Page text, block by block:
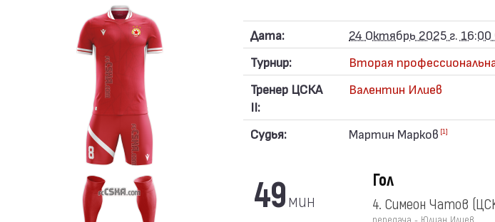
Дата:
24 Октябрь 2025 г. 16:00
Турнир:
Вторая
Тренер ЦСКА
II:
Валентин Илиев
Судья: Мартин Марков [1]
49мин
Гол
4. Симеон Чатов